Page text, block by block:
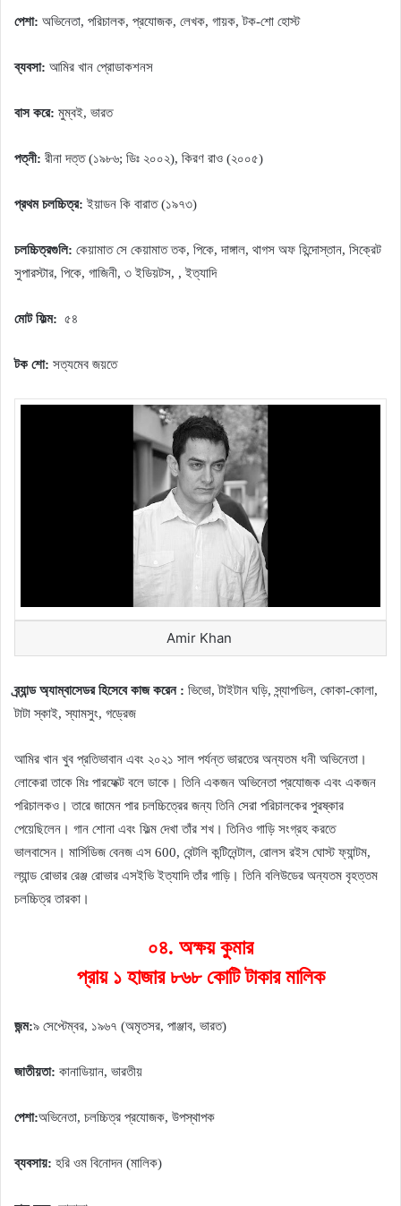
পেশা: অভিনেতা, পরিচালক, প্রযোজক, লেখক, গায়ক, টক-শো হোস্ট
ব্যবসা: আমির খান প্রোডাকশনস
বাস করে: মুম্বই, ভারত
পত্নী: রীনা দত্ত (১৯৮৬; ডিঃ ২০০২), কিরণ রাও (২০০৫)
প্রথম চলচ্চিত্র: ইয়াডন কি বারাত (১৯৭৩)
চলচ্চিত্রগুলি: কেয়ামাত সে কেয়ামাত তক, পিকে, দাঙ্গাল, থাগস অফ হিন্দোস্তান, সিক্রেট
সুপারস্টার, পিকে, গাজিনী, ৩ ইডিয়টস, , ইত্যাদি
মোট ফিল্ম: ৫৪
টক শো: সত্যমেব জয়তে
Amir Khan
ব্র্যান্ড অ্যাম্বাসেডর হিসেবে কাজ করেন : ভিভো, টাইটান ঘড়ি, স্ন্যাপডিল, কোকা-কোলা,
টাটা স্কাই, স্যামসুং, গড্রেজ
আমির খান খুব প্রতিভাবান এবং ২০২১ সাল পর্যন্ত ভারতের অন্যতম ধনী অভিনেতা।
লোকেরা তাকে মিঃ পারফেক্ট বলে ডাকে। তিনি একজন অভিনেতা প্রযোজক এবং একজন
পরিচালকও। তারে জামেন পার চলচ্চিত্রের জন্য তিনি সেরা পরিচালকের পুরষ্কার
পেয়েছিলেন। গান শোনা এবং ফিল্ম দেখা তাঁর শখ। তিনিও গাড়ি সংগ্রহ করতে
ভালবাসেন। মার্সিডিজ বেনজ এস 600, বেন্টলি কন্টিনেন্টাল, রোলস রইস ঘোস্ট ফ্যান্টম,
ল্যান্ড রোভার রেঞ্জ রোভার এসইভি ইত্যাদি তাঁর গাড়ি। তিনি বলিউডের অন্যতম বৃহত্তম
চলচ্চিত্র তারকা।
০৪. অক্ষয় কুমার
প্রায় ১ হাজার ৮৬৮ কোটি টাকার মালিক
জন্ম:৯ সেপ্টেম্বর, ১৯৬৭ (অমৃতসর, পাঞ্জাব, ভারত)
জাতীয়তা: কানাডিয়ান, ভারতীয়
পেশা:অভিনেতা, চলচ্চিত্র প্রযোজক, উপস্থাপক
ব্যবসায়: হরি ওম বিনোদন (মালিক)